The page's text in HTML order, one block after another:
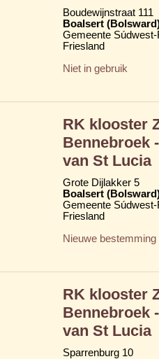
Boudewijnstraat 111
Boalsert
Gemeente
Friesland
Niet in gebruik
RK klooster
Bennebroek
van St Lucia
Grote Dijlakker 5
Boalsert
Gemeente
Friesland
Nieuwe bestemming
RK klooster
Bennebroek
van St Lucia
Sparrenburg 10